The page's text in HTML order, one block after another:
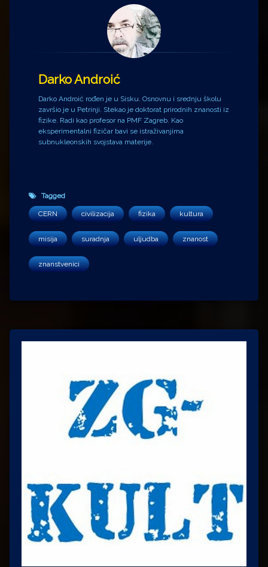
Darko Androić
Darko Androić rođen je u Sisku. Osnovnu i srednju školu
završio je u Petrinji. Stekao je doktorat prirodnih znanosti iz
fizike. Radi kao profesor na PMF Zagreb. Kao
eksperimentalni fizičar bavi se istraživanjima
subnukleonskih svojstava materije.
Tagged
CERN civilizacija fizika kultura
misija suradnja uljudba znanost
znanstvenici